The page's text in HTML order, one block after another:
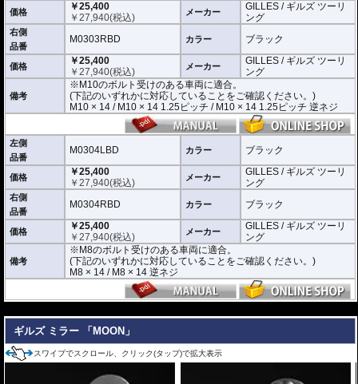
※商品は汎用品です。
(取付確認がされているものは下記の適合検索で適合品番をご確認いただけま
す。)
M0303LBD / M0303RBD : M10のボルト受けのある車両に適合
※車体側のミラーの取り付け部分が下記のいずれかのネジに対応していること
をご確認ください。
M10 × 14 / M10 × 14 1.25ピッチ / M10 × 14 1.25ピッチ 逆ネジ
M0304LBD / M0304RBD : M8のボルト受けのある車両に適合
※車体側のミラーの取り付け部分が下記のいずれかのネジに対応していること
M8 × 14 / M8 × 14 逆ネジ
※取付箇所の状況や干渉するものがないかなど、あらかじめ寸法図を参考に実
車にて事前にご確認願います。
価格
￥25,400
￥27,940(税込) メーカー
GILLES / ギルズ ツーリ
ング
右側
品番
M0303RBD カラー ブラック
価格
￥25,400
￥27,940(税込) メーカー
GILLES / ギルズ ツーリ
ング
備考
※M10のボルト受けのある車両に適合。
(下記のいずれかに対応していることをご確認ください。)
M10 × 14 / M10 × 14 1.25ピッチ / M10 × 14 1.25ピッチ 逆ネジ
左側
品番
M0304LBD カラー ブラック
価格
￥25,400
￥27,940(税込) メーカー
GILLES / ギルズ ツーリ
ング
右側
品番
M0304RBD カラー ブラック
価格
￥25,400
￥27,940(税込) メーカー
GILLES / ギルズ ツーリ
ング
備考
※M8のボルト受けのある車両に適合。
(下記のいずれかに対応していることをご確認ください。)
M8 × 14 / M8 × 14 逆ネジ
ギルズ ミラー 「MOON」
スワイプでスクロール、クリック(タップ)で拡大表示